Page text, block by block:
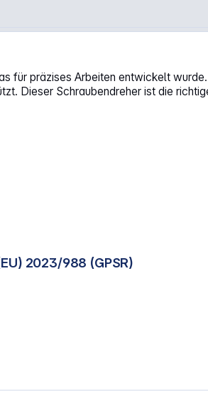
für präzises Arbeiten entwickelt
Dieser Schraubendreher ist die
2023/988 (GPSR)